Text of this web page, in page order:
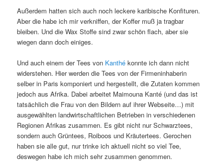
Außerdem hatten sich auch noch leckere karibische Konfituren.
Aber die habe ich mir verkniffen, der Koffer muß ja tragbar
bleiben. Und die Wax Stoffe sind zwar schön flach, aber sie
wiegen dann doch einiges.
Und auch einem der Tees von Kanthé konnte ich dann nicht
widerstehen. Hier werden die Tees von der Firmeninhaberin
selber in Paris komponiert und hergestellt, die Zutaten kommen
jedoch aus Afrika. Dabei arbeitet Maimouna Kanté (und das ist
tatsächlich die Frau von den Bildern auf ihrer Webseite…) mit
ausgewählten landwirtschaftlichen Betrieben in verschiedenen
Regionen Afrikas zusammen. Es gibt nicht nur Schwarztees,
sondern auch Grüntees, Roiboos und Kräutertees. Gerochen
haben sie alle gut, nur trinke ich aktuell nicht so viel Tee,
deswegen habe ich mich sehr zusammen genommen.